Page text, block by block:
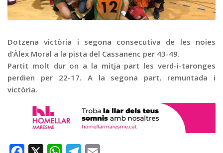
Publicitat
Contacte
Dotzena victòria i segona consecutiva de les noies
d’Àlex Moral a la pista del Cassanenc per 43-49.
Partit molt dur on a la mitja part les verd-i-taronges
perdien per 22-17. A la segona part, remuntada i
victòria.